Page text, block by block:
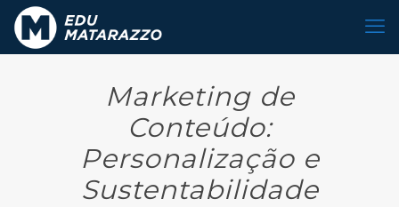
Marketing de
Conteúdo:
Personalização e
Sustentabilidade